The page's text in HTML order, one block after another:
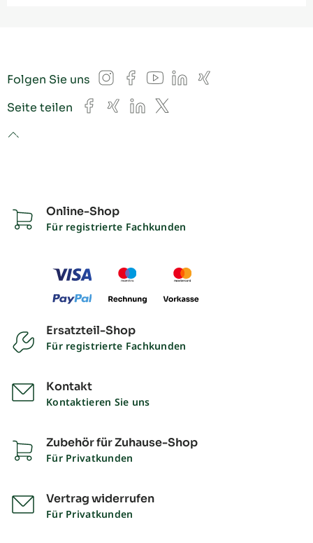
Folgen Sie uns Instagram
Facebook
YouTube
LinkedIn
Xing
Seite teilen Facebook
XingLinkedIn
X
to top
Online-Shop
Für registrierte Fachkunden
Ersatzteil-Shop
Für registrierte Fachkunden
Kontakt
Kontaktieren Sie uns
Zubehör für Zuhause-Shop
Für Privatkunden
Vertrag widerrufen
Für Privatkunden